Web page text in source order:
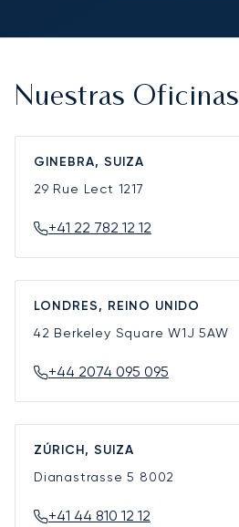
Nuestras Oficinas
GINEBRA, SUIZA
29 Rue Lect 1217
+41 22 782 12 12
LONDRES, REINO UNIDO
42 Berkeley SquareW1J 5AW
+44 2074 095 095
ZÚRICH, SUIZA
Dianastrasse 5 8002
+41 44 810 12 12